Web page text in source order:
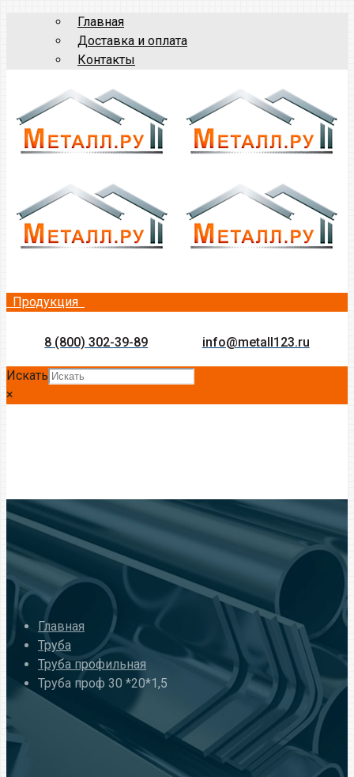
Главная
Доставка и оплата
Контакты
Продукция
8 (800) 302-39-89 info@metall123.ru
Искать
×
Главная
Труба
Труба профильная
Труба проф 30 *20*1,5